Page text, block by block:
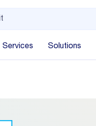
Services Solutions